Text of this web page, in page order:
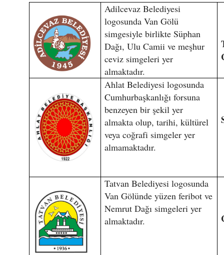
Adilcevaz Belediyesi
logosunda Van Gölü
simgesiyle birlikte Süphan
Dağı, Ulu Camii ve meşhur
ceviz simgeleri yer
almaktadır.
Ahlat Belediyesi logosunda
Cumhurbaşkanlığı forsuna
benzeyen bir şekil yer
almakta olup, tarihi, kültürel
veya coğrafi simgeler yer
almamaktadır.
Tatvan Belediyesi logosunda
Van Gölünde yüzen feribot ve
Nemrut Dağı simgeleri yer
almaktadır.